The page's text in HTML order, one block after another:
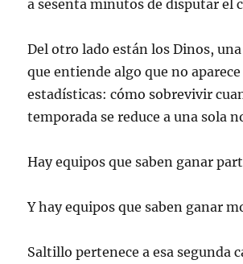
a sesenta minutos de disputar el
Del otro lado están los Dinos,
que entiende algo que no
estadísticas: cómo sobrevivir
temporada se reduce a una sola
Hay equipos que saben ganar
Y hay equipos que saben ganar
Saltillo pertenece a esa segunda